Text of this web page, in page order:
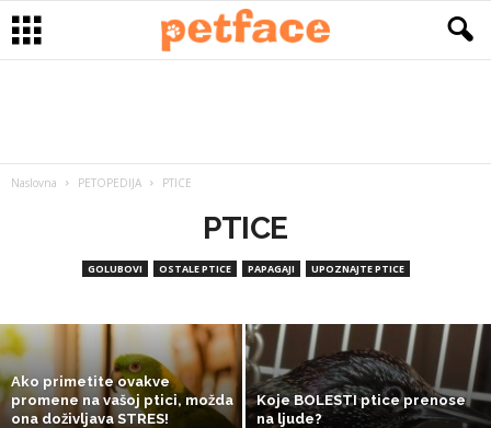
Naslovna PETOPEDIJA PTICE
PTICE
GOLUBOVI OSTALE PTICE PAPAGAJI UPOZNAJTE PTICE
Govor papagaja
Ako primetite ovakve
promene na vašoj ptici, možda
ona doživljava STRES!
Koje BOLESTI ptice prenose
na ljude?